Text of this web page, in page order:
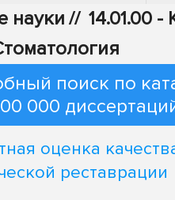
науки // 14.01.00
поиск по
000
оценка
реставрации